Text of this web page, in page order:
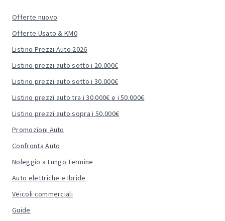
Offerte nuovo
Offerte Usato & KM0
Listino Prezzi Auto 2026
Listino prezzi auto sotto i 20.000€
Listino prezzi auto sotto i 30.000€
Listino prezzi auto tra i 30.000€ e i 50.000€
Listino prezzi auto sopra i 50.000€
Promozioni Auto
Confronta Auto
Noleggio a Lungo Termine
Auto elettriche e Ibride
Veicoli commerciali
Guide